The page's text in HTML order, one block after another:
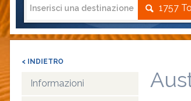
< INDIETRO
Informazioni